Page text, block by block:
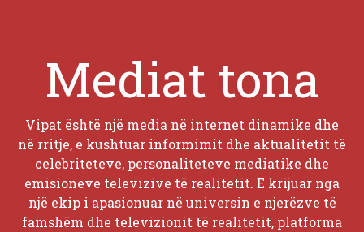
Mediat tona
Vipat është një media në internet dinamike dhe
në rritje, e kushtuar informimit dhe aktualitetit të
celebriteteve, personaliteteve mediatike dhe
emisioneve televizive të realitetit. E krijuar nga
një ekip i apasionuar në universin e njerëzve të
famshëm dhe televizionit të realitetit, platforma